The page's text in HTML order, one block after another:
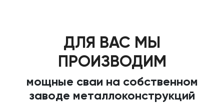
ДЛЯ ВАС МЫ
ПРОИЗВОДИМ
мощные сваи на собственном
заводе металлоконструкций